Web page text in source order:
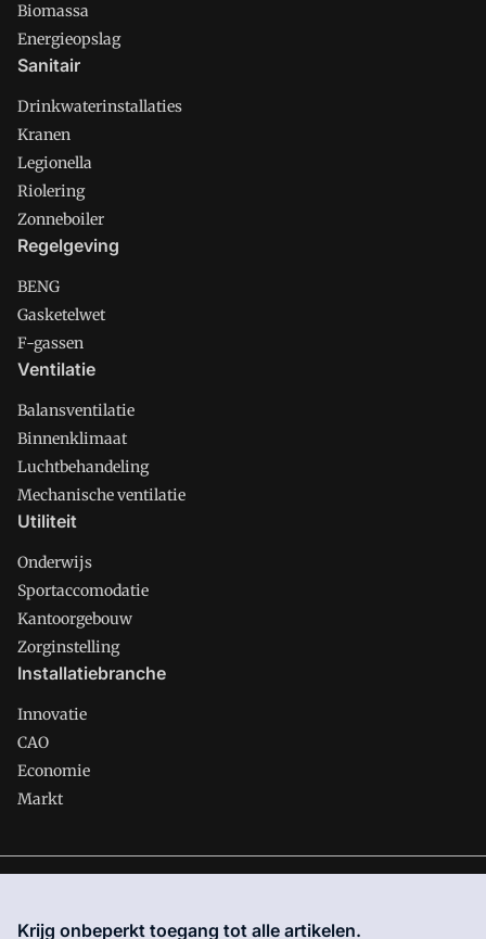
Biomassa
Energieopslag
Sanitair
Drinkwaterinstallaties
Kranen
Legionella
Riolering
Zonneboiler
Regelgeving
BENG
Gasketelwet
F-gassen
Ventilatie
Balansventilatie
Binnenklimaat
Luchtbehandeling
Mechanische ventilatie
Utiliteit
Onderwijs
Sportaccomodatie
Kantoorgebouw
Zorginstelling
Installatiebranche
Innovatie
CAO
Economie
Markt
waar VMN media voor staat. Op gebruik van deze site zijn de
Krijg onbeperkt toegang tot alle artikelen.